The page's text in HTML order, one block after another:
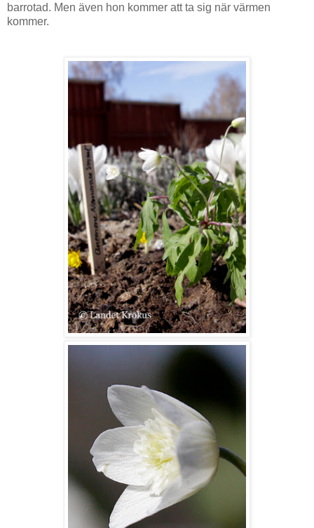
barrotad. Men även hon kommer att ta sig när värmen
kommer.